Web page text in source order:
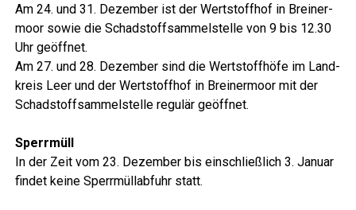
Am 24. und 31. Dezem­ber ist der Wert­stoff­hof in Brei­ner­
moor sowie die Schad­stoff­sam­mel­stel­le von 9 bis 12.30
Uhr geöffnet.
Am 27. und 28. Dezem­ber sind die Wert­stoff­hö­fe im Land­
kreis Leer und der Wert­stoff­hof in Brei­ner­moor mit der
Schad­stoff­sam­mel­stel­le regu­lär geöffnet.
Sperr­müll
In der Zeit vom 23. Dezem­ber bis ein­schließ­lich 3. Janu­ar
fin­det kei­ne Sperr­müll­ab­fuhr statt.